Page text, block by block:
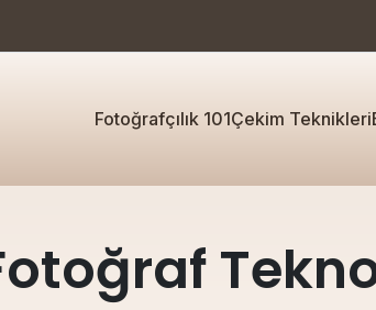
Fotoğrafçılık 101Çekim Teknikleri